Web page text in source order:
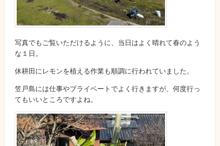
写真でもご覧いただけるように、当日はよく晴れて春のよう
な１日。
休耕田にレモンを植える作業も順調に行われていました。
笠戸島には仕事やプライベートでよく行きますが、何度行っ
てもいいところですよね。